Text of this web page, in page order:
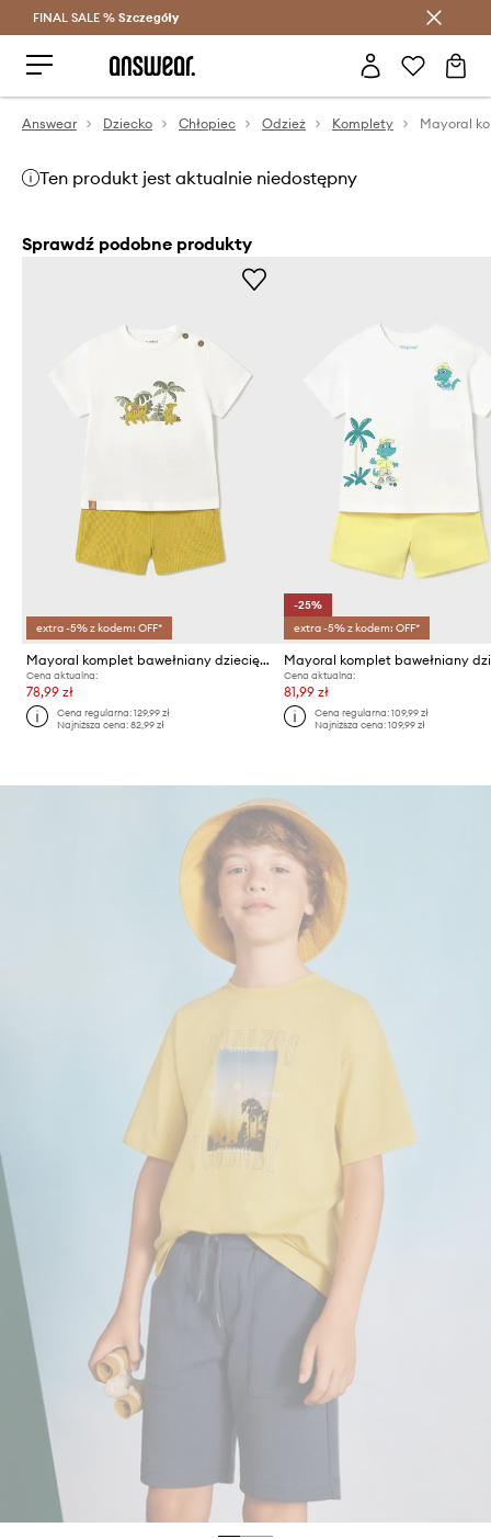
Oszczędzaj z Answear Club >
FINAL SALE % Szczegóły
Answear Dziecko Chłopiec Odzież Komplety
Ten produkt jest aktualnie niedostępny
Sprawdź podobne produkty
extra -5% z kodem: OFF*
Mayoral komplet bawełniany dziecięcy
Cena aktualna:
78,99 zł
Cena regularna:129,99 zł
Najniższa cena:82,99 zł
-25%
extra -5% z kodem: OFF*
Cena aktualna:
81,99 zł
Cena regularna: 109,99 zł
Najniższa cena: 109,99 zł